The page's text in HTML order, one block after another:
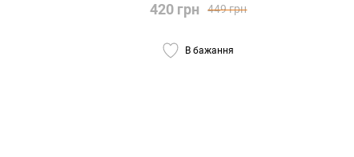
449 грн
420 грн
В бажання